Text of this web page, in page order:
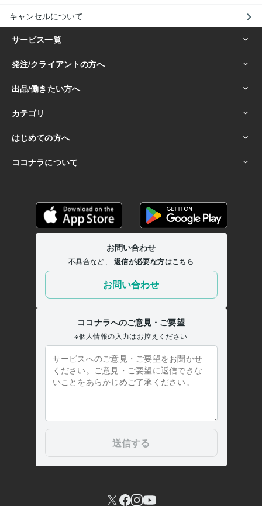
キャンセルについて